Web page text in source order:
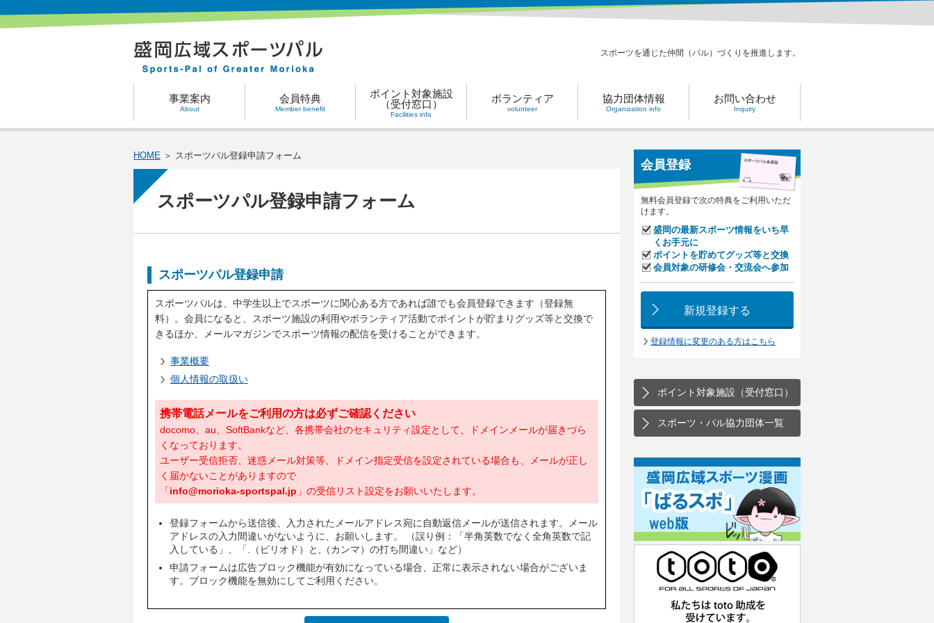
スポーツを通じた仲間（パル）づくりを推進します。
事業案内
About
会員特典
Member benefit
ポイント対象施設
（受付窓口）
Facilities info
ボランティア
volunteer
協力団体情報
Organization info
お問い合わせ
Inquiry
HOME ＞ スポーツパル登録申請フォーム
スポーツパル登録申請フォーム
スポーツパル登録申請
スポーツパルは、中学生以上でスポーツに関心ある方であれば誰でも会員登録できます（登録無
料）。会員になると、スポーツ施設の利用やボランティア活動でポイントが貯まりグッズ等と交換で
きるほか、メールマガジンでスポーツ情報の配信を受けることができます。
事業概要
個人情報の取扱い
携帯電話メールをご利用の方は必ずご確認ください
docomo、au、SoftBankなど、各携帯会社のセキュリティ設定として、ドメインメールが届きづら
くなっております。
ユーザー受信拒否、迷惑メール対策等、ドメイン指定受信を設定されている場合も、メールが正し
く届かないことがありますので
「info@morioka-sportspal.jp 」の受信リスト設定をお願いいたします。
登録フォームから送信後、入力されたメールアドレス宛に自動返信メールが送信されます。メール
アドレスの入力間違いがないように、お願いします。 （誤り例：「半角英数でなく全角英数で記
入している」、「.（ピリオド）と,（カンマ）の打ち間違い」など）
申請フォームは広告ブロック機能が有効になっている場合、正常に表示されない場合がございま
す。ブロック機能を無効にしてご利用ください。
会員登録
無料会員登録で次の特典をご利用いただ
けます。
盛岡の最新スポーツ情報をいち早
くお手元に
ポイントを貯めてグッズ等と交換
会員対象の研修会・交流会へ参加
新規登録する
登録情報に変更のある方はこちら
ポイント対象施設（受付窓口）
スポーツ・パル協力団体一覧